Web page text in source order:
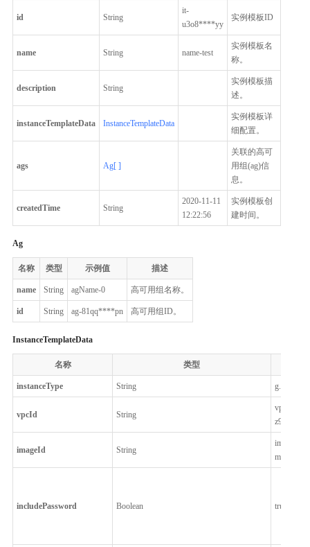
id String
it-
u3o8****yy
实例模板ID
name String name-test
实例模板名
称。
description String
实例模板描
述。
instanceTemplateData InstanceTemplateData
实例模板详
细配置。
ags Ag[ ]
关联的高可
用组(ag)信
息。
createdTime String
2020-11-11
12:22:56
实例模板创
建时间。
Ag
名称 类型 示例值 描述
name String agName-0 高可用组名称。
id String ag-81qq****pn 高可用组ID。
InstanceTemplateData
名称 类型
instanceType String
vpcId String
vpc-
imageId String
img-
includePassword Boolean true